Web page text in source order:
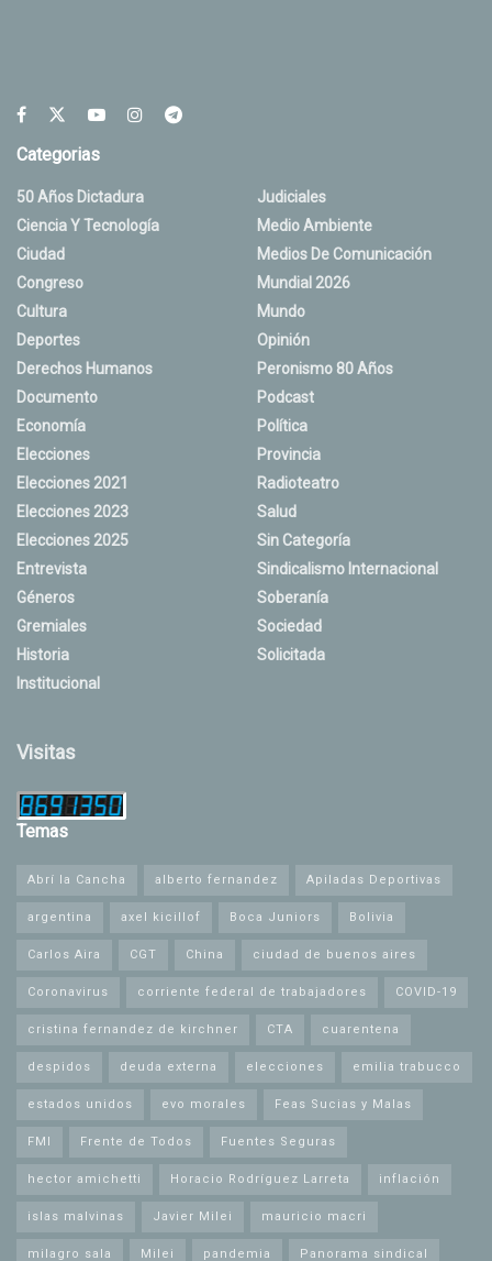
Categorias
50 Años Dictadura
Ciencia Y Tecnología
Ciudad
Congreso
Cultura
Deportes
Derechos Humanos
Documento
Economía
Elecciones
Elecciones 2021
Elecciones 2023
Elecciones 2025
Entrevista
Géneros
Gremiales
Historia
Institucional
Judiciales
Medio Ambiente
Medios De Comunicación
Mundial 2026
Mundo
Opinión
Peronismo 80 Años
Podcast
Política
Provincia
Radioteatro
Salud
Sin Categoría
Sindicalismo Internacional
Soberanía
Sociedad
Solicitada
Visitas
Temas
Abrí la Cancha alberto fernandez Apiladas Deportivas
argentina axel kicillof Boca Juniors Bolivia
Carlos Aira CGT China ciudad de buenos aires
Coronavirus corriente federal de trabajadores COVID-19
cristina fernandez de kirchner CTA cuarentena
despidos deuda externa elecciones emilia trabucco
estados unidos evo morales Feas Sucias y Malas
FMI Frente de Todos Fuentes Seguras
hector amichetti Horacio Rodríguez Larreta inflación
islas malvinas Javier Milei mauricio macri
milagro sala Milei pandemia Panorama sindical